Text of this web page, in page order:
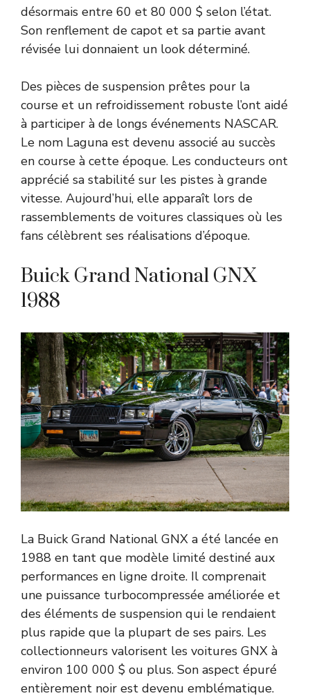
désormais entre 60 et 80 000 $ selon l’état.
Son renflement de capot et sa partie avant
révisée lui donnaient un look déterminé.
Des pièces de suspension prêtes pour la
course et un refroidissement robuste l’ont aidé
à participer à de longs événements NASCAR.
Le nom Laguna est devenu associé au succès
en course à cette époque. Les conducteurs ont
apprécié sa stabilité sur les pistes à grande
vitesse. Aujourd’hui, elle apparaît lors de
rassemblements de voitures classiques où les
fans célèbrent ses réalisations d’époque.
Buick Grand National GNX
1988
La Buick Grand National GNX a été lancée en
1988 en tant que modèle limité destiné aux
performances en ligne droite. Il comprenait
une puissance turbocompressée améliorée et
des éléments de suspension qui le rendaient
plus rapide que la plupart de ses pairs. Les
collectionneurs valorisent les voitures GNX à
environ 100 000 $ ou plus. Son aspect épuré
entièrement noir est devenu emblématique.